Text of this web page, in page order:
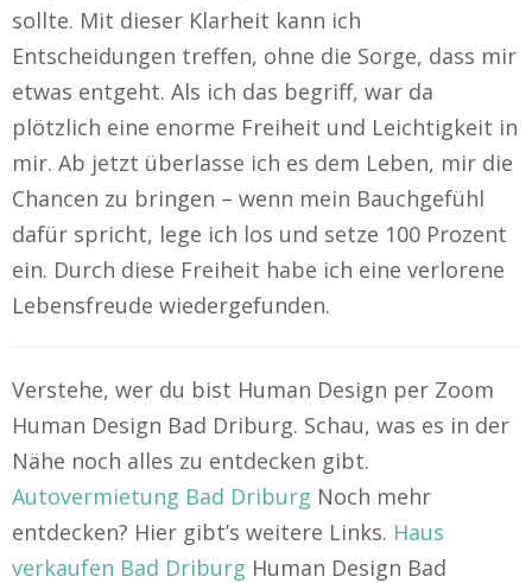
sollte. Mit dieser Klarheit kann ich
Entscheidungen treffen, ohne die Sorge, dass mir
etwas entgeht. Als ich das begriff, war da
plötzlich eine enorme Freiheit und Leichtigkeit in
mir. Ab jetzt überlasse ich es dem Leben, mir die
Chancen zu bringen – wenn mein Bauchgefühl
dafür spricht, lege ich los und setze 100 Prozent
ein. Durch diese Freiheit habe ich eine verlorene
Lebensfreude wiedergefunden.
Verstehe, wer du bist Human Design per Zoom
Human Design Bad Driburg. Schau, was es in der
Nähe noch alles zu entdecken gibt.
Autovermietung Bad Driburg Noch mehr
entdecken? Hier gibt’s weitere Links. Haus
verkaufen Bad Driburg Human Design Bad